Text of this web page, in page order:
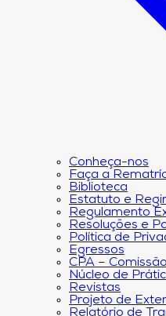
Conheça-nos
Faça a
Biblioteca
Estatuto e
Regulamento
Resoluções e
Política de
Egressos
CPA –
Núcleo de
Revistas
Projeto de
Relatório de